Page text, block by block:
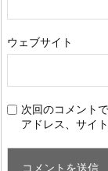
ウェブサイト
次回のコメント
アドレス、サイ